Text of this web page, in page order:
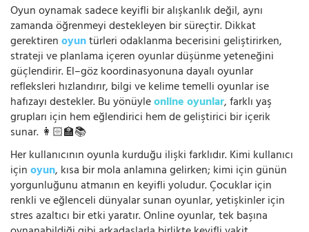
Oyun oynamak sadece keyifli bir alışkanlık değil, aynı
zamanda öğrenmeyi destekleyen bir süreçtir. Dikkat
gerektirenoyuntürleri odaklanma becerisini geliştirirken,
strateji ve planlama içeren oyunlar düşünme yeteneğini
güçlendirir. El–göz koordinasyonuna dayalı oyunlar
refleksleri hızlandırır, bilgi ve kelime temelli oyunlar ise
hafızayı destekler. Bu yönüyleonline oyunlar, farklı yaş
grupları için hem eğlendirici hem de geliştirici bir içerik
sunar. 👩🏻‍🏫📚
Her kullanıcının oyunla kurduğu ilişki farklıdır. Kimi kullanıcı
içinoyun, kısa bir mola anlamına gelirken; kimi için günün
yorgunluğunu atmanın en keyifli yoludur. Çocuklar için
renkli ve eğlenceli dünyalar sunan oyunlar, yetişkinler için
stres azaltıcı bir etki yaratır. Online oyunlar, tek başına